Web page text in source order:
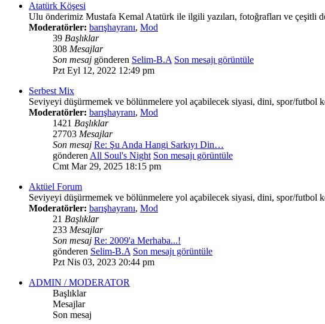
Atatürk Köşesi
Ulu önderimiz Mustafa Kemal Atatürk ile ilgili yazıları, fotoğrafları ve çeşitli
Moderatörler: barışhayranı, Mod
39 Başlıklar
308 Mesajlar
Son mesaj gönderen Selim-B.A Son mesajı görüntüle
Pzt Eyl 12, 2022 12:49 pm
Serbest Mix
Seviyeyi düşürmemek ve bölünmelere yol açabilecek siyasi, dini, spor/futbol
Moderatörler: barışhayranı, Mod
1421 Başlıklar
27703 Mesajlar
Son mesaj Re: Şu Anda Hangi Sarkıyı Din…
gönderenAll Soul's Night Son mesajı görüntüle
Cmt Mar 29, 2025 18:15 pm
Aktüel Forum
Seviyeyi düşürmemek ve bölünmelere yol açabilecek siyasi, dini, spor/futbol
Moderatörler: barışhayranı, Mod
21 Başlıklar
233 Mesajlar
Son mesaj Re: 2009'a Merhaba...!
gönderen Selim-B.A Son mesajı görüntüle
Pzt Nis 03, 2023 20:44 pm
ADMIN / MODERATOR
Başlıklar
Mesajlar
Son mesaj